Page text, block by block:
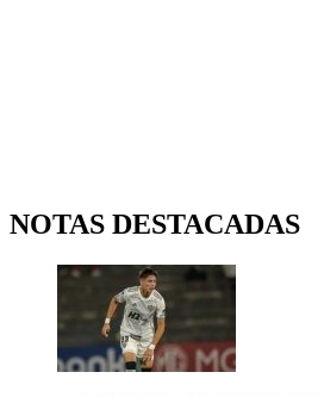
NOTAS DESTACADAS